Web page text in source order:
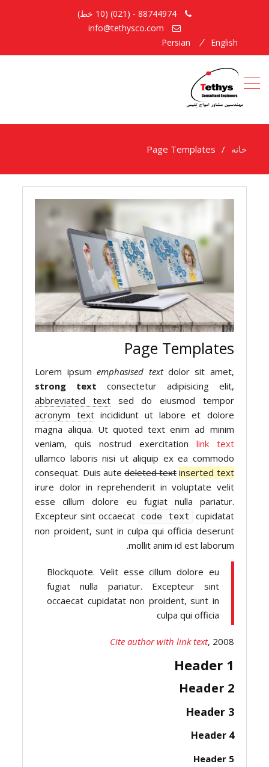
English
Persian
خانه Page Templates
Page Templates
Lorem ipsumemphasised textdolor sit amet,
strong text consectetur adipisicing elit,
abbreviated text sed do eiusmod tempor
acronym textincididunt ut labore et dolore
magna aliqua. Ut quoted text enim ad minim
veniam, quis nostrud exercitation link text
ullamco laboris nisi ut aliquip ex ea commodo
consequat. Duis aute deleted text inserted text
irure dolor in reprehenderit in voluptate velit
esse cillum dolore eu fugiat nulla pariatur.
Excepteur sint occaecat code text
cupidatat
non proident, sunt in culpa qui officia deserunt
mollit anim id est laborum.
Blockquote. Velit esse cillum dolore eu
fugiat nulla pariatur. Excepteur sint
occaecat cupidatat non proident, sunt in
culpa qui officia
Cite author with link text, 2008
Header 1
Header 2
Header 3
Header 4
Header 5